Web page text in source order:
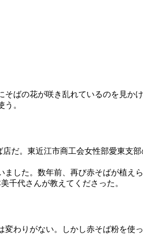
ばの花が咲き乱れているのを見か
。
。東近江市商工会女性部愛東支
した。数年前、再び赤そばが植え
千代さんが教えてくださった。
わりがない。しかし赤そば粉を使